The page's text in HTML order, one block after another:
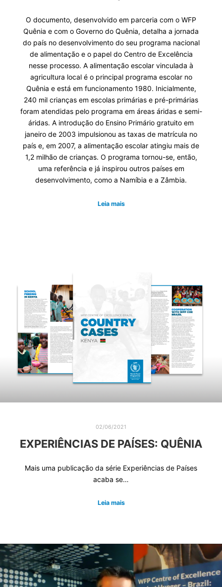
O documento, desenvolvido em parceria com o WFP
Quênia e com o Governo do Quênia, detalha a jornada
do país no desenvolvimento do seu programa nacional
de alimentação e o papel do Centro de Excelência
nesse processo. A alimentação escolar vinculada à
agricultura local é o principal programa escolar no
Quênia e está em funcionamento 1980. Inicialmente,
240 mil crianças em escolas primárias e pré-primárias
foram atendidas pelo programa em áreas áridas e semi-
áridas. A introdução do Ensino Primário gratuito em
janeiro de 2003 impulsionou as taxas de matrícula no
país e, em 2007, a alimentação escolar atingiu mais de
1,2 milhão de crianças. O programa tornou-se, então,
uma referência e já inspirou outros países em
desenvolvimento, como a Namíbia e a Zâmbia.
Leia mais
02/06/2021
EXPERIÊNCIAS DE PAÍSES: QUÊNIA
Mais uma publicação da série Experiências de Países
acaba se…
Leia mais